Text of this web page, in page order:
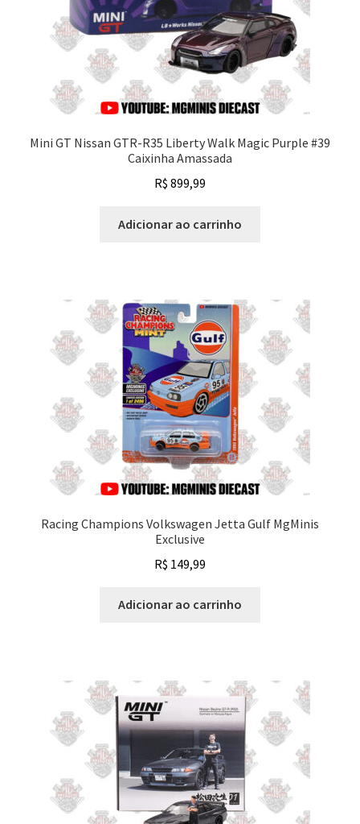
Mini GT Nissan GTR-R35 Liberty Walk Magic Purple #39
Caixinha Amassada
R$ 899,99
Adicionar ao carrinho
Racing Champions Volkswagen Jetta Gulf MgMinis
Exclusive
R$ 149,99
Adicionar ao carrinho